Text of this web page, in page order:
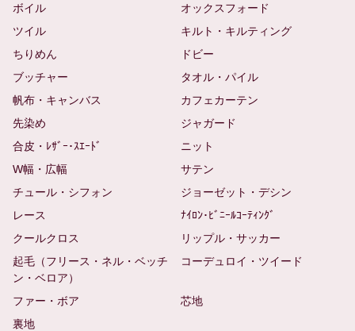
ボイル
オックスフォード
ツイル
キルト・キルティング
ちりめん
ドビー
ブッチャー
タオル・パイル
帆布・キャンバス
カフェカーテン
先染め
ジャガード
合皮・ﾚｻﾞｰ･ｽｴｰﾄﾞ
ニット
W幅・広幅
サテン
チュール・シフォン
ジョーゼット・デシン
レース
ﾅｲﾛﾝ･ﾋﾞﾆｰﾙｺｰﾃｨﾝｸﾞ
クールクロス
リップル・サッカー
起毛（フリース・ネル・ベッチ
ン・ベロア）
コーデュロイ・ツイード
ファー・ボア
芯地
裏地